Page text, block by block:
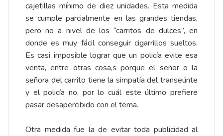
cajetillas mínimo de diez unidades. Esta medida
se cumple parcialmente en las grandes tiendas,
pero no a nivel de los “carritos de dulces”, en
donde es muy fácil conseguir cigarrillos sueltos.
Es casi imposible lograr que un policía evite esa
venta, entre otras cosa,s porque el señor o la
señora del carrito tiene la simpatía del transeúnte
y el policía no, por lo cuál este último prefiere
pasar desapercibido con el tema.
Otra medida fue la de evitar toda publicidad al